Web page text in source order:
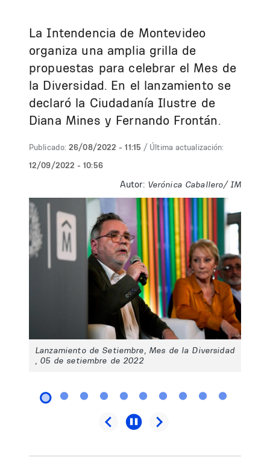
La Intendencia de Montevideo
organiza una amplia grilla de
propuestas para celebrar el Mes de
la Diversidad. En el lanzamiento se
declaró la Ciudadanía Ilustre de
Diana Mines y Fernando Frontán.
Publicado: 26/08/2022 - 11:15 / Última actualización:
12/09/2022 - 10:56
Autor: Verónica Caballero/ IM
Lanzamiento de Setiembre, Mes de la Diversidad
, 05 de setiembre de 2022